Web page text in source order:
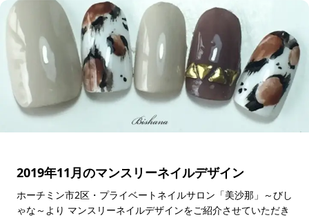
2019年11月のマンスリーネイルデザイン
ホーチミン市2区・プライベートネイルサロン「美沙那」～びし
ゃな～より マンスリーネイルデザインをご紹介させていただき